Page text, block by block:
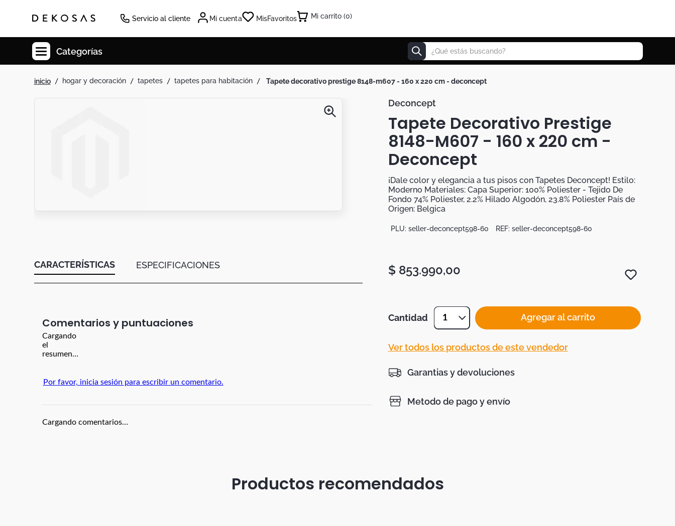
Servicio al cliente Mi cuenta MisFavoritos 0
Categorías ¿Qué estás buscando?
hogar y decoración tapetes tapetes para habitación tapete decorativo prestige 8148-m607 - 160 x 220 cm - deconcept
CARACTERÍSTICAS ESPECIFICACIONES
Comentarios
Cargando
el
resumen…
Por favor, inicia sesión para escribir un comentario.
Cargando comentarios…
Deconcept
Tapete Decorativo Prestige
8148-M607 - 160 x 220 cm -
Deconcept
¡Dale color y elegancia a tus pisos con Tapetes Deconcept! Estilo:
Moderno Materiales: Capa Superior: 100% Poliester - Tejido De
Fondo 74% Poliester, 2.2% Hilado Algodón, 23.8% Poliester País de
Origen: Belgica
PLU: seller-deconcept598-60 REF: seller-deconcept598-60
$ 853.990,00
Cantidad 1 Agregar al carrito
Ver todos los productos de este vendedor
Garantias y devoluciones
Metodo de pago y envío
Productos recomendados
Cuadros